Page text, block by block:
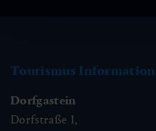
Tourismus Information
Dorfgastein
Dorfstraße 1,